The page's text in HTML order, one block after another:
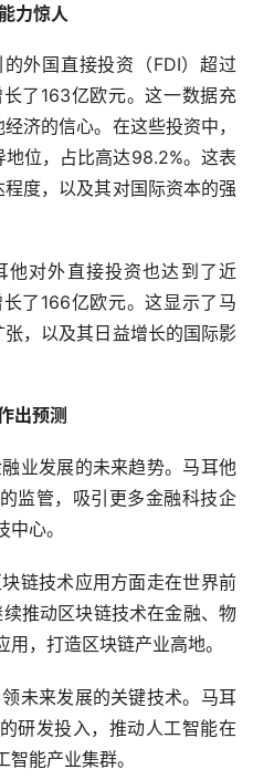
力惊人
外国直接投资（FDI）超过
了163亿欧元。这一数据充
济的信心。在这些投资中，
位，占比高达98.2%。这表
度，以及其对国际资本的强
对外直接投资也达到了近
了166亿欧元。这显示了马
，以及其日益增长的国际影
出预测
业发展的未来趋势。马耳他
监管，吸引更多金融科技企
心。
链技术应用方面走在世界前
推动区块链技术在金融、物
，打造区块链产业高地。
未来发展的关键技术。马耳
研发投入，推动人工智能在
能产业集群。